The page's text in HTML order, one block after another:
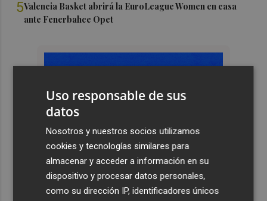
5Valencia Basket abrirá la EuroLeague Women en casa
ante Fenerbahce Opet
Uso responsable de sus
datos
Nosotros y nuestros socios utilizamos
cookies y tecnologías similares para
almacenar y acceder a información en su
dispositivo y procesar datos personales,
como su dirección IP, identificadores únicos